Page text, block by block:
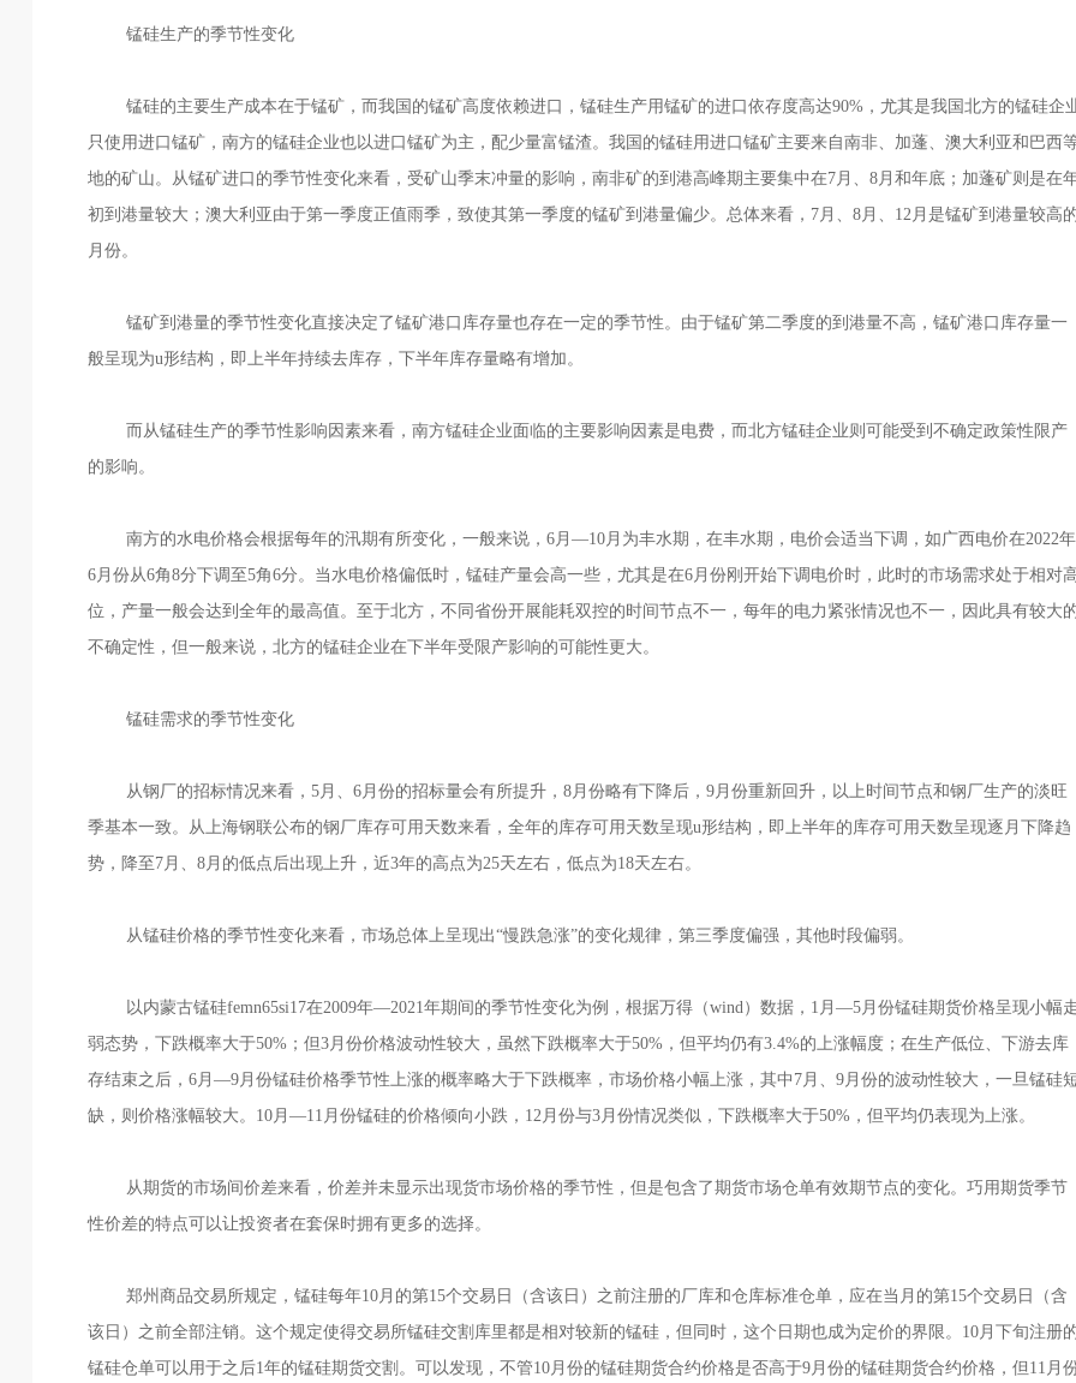
锰硅生产的季节性变化
锰硅的主要生产成本在于锰矿，而我国的锰矿高度依赖进口，锰硅生产用锰矿的进口依存度高达90%，尤其是我国北方的锰硅企
只使用进口锰矿，南方的锰硅企业也以进口锰矿为主，配少量富锰渣。我国的锰硅用进口锰矿主要来自南非、加蓬、澳大利亚和巴西
地的矿山。从锰矿进口的季节性变化来看，受矿山季末冲量的影响，南非矿的到港高峰期主要集中在7月、8月和年底；加蓬矿则是在
初到港量较大；澳大利亚由于第一季度正值雨季，致使其第一季度的锰矿到港量偏少。总体来看，7月、8月、12月是锰矿到港量较高
月份。
锰矿到港量的季节性变化直接决定了锰矿港口库存量也存在一定的季节性。由于锰矿第二季度的到港量不高，锰矿港口库存量一
般呈现为u形结构，即上半年持续去库存，下半年库存量略有增加。
而从锰硅生产的季节性影响因素来看，南方锰硅企业面临的主要影响因素是电费，而北方锰硅企业则可能受到不确定政策性限产
的影响。
南方的水电价格会根据每年的汛期有所变化，一般来说，6月—10月为丰水期，在丰水期，电价会适当下调，如广西电价在2022年
6月份从6角8分下调至5角6分。当水电价格偏低时，锰硅产量会高一些，尤其是在6月份刚开始下调电价时，此时的市场需求处于相对
位，产量一般会达到全年的最高值。至于北方，不同省份开展能耗双控的时间节点不一，每年的电力紧张情况也不一，因此具有较大
不确定性，但一般来说，北方的锰硅企业在下半年受限产影响的可能性更大。
锰硅需求的季节性变化
从钢厂的招标情况来看，5月、6月份的招标量会有所提升，8月份略有下降后，9月份重新回升，以上时间节点和钢厂生产的淡旺
季基本一致。从上海钢联公布的钢厂库存可用天数来看，全年的库存可用天数呈现u形结构，即上半年的库存可用天数呈现逐月下降趋
势，降至7月、8月的低点后出现上升，近3年的高点为25天左右，低点为18天左右。
从锰硅价格的季节性变化来看，市场总体上呈现出“慢跌急涨”的变化规律，第三季度偏强，其他时段偏弱。
以内蒙古锰硅femn65si17在2009年—2021年期间的季节性变化为例，根据万得（wind）数据，1月—5月份锰硅期货价格呈现小幅
弱态势，下跌概率大于50%；但3月份价格波动性较大，虽然下跌概率大于50%，但平均仍有3.4%的上涨幅度；在生产低位、下游去库
存结束之后，6月—9月份锰硅价格季节性上涨的概率略大于下跌概率，市场价格小幅上涨，其中7月、9月份的波动性较大，一旦锰硅
缺，则价格涨幅较大。10月—11月份锰硅的价格倾向小跌，12月份与3月份情况类似，下跌概率大于50%，但平均仍表现为上涨。
从期货的市场间价差来看，价差并未显示出现货市场价格的季节性，但是包含了期货市场仓单有效期节点的变化。巧用期货季节
性价差的特点可以让投资者在套保时拥有更多的选择。
郑州商品交易所规定，锰硅每年10月的第15个交易日（含该日）之前注册的厂库和仓库标准仓单，应在当月的第15个交易日（含
该日）之前全部注销。这个规定使得交易所锰硅交割库里都是相对较新的锰硅，但同时，这个日期也成为定价的界限。10月下旬注册
锰硅仓单可以用于之后1年的锰硅期货交割。可以发现，不管10月份的锰硅期货合约价格是否高于9月份的锰硅期货合约价格，但11月